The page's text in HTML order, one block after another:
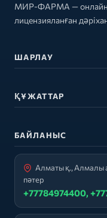
МИР-ФАРМА — онлайн
лицензияланған
ШАРЛАУ
ҚҰЖАТТАР
БАЙЛАНЫС
Алматы қ., Алмалы
пәтер
+77784974400,